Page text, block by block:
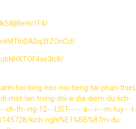
hoi-long-heo-noi-tieng-tai-phan-
mot-lan-trong-doi-a-dia-diem-du-lich-
ch-th--ng-12---LIST------a---i---m-tuy---
kinh-nghi%E1%BB%87m-du-